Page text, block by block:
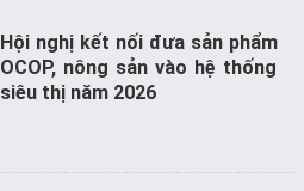
Hội nghị kết nối đưa sản phẩm
OCOP, nông sản vào hệ thống
siêu thị năm 2026